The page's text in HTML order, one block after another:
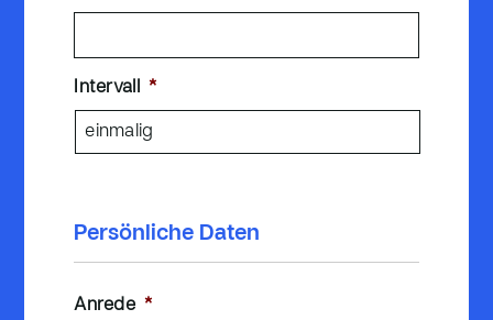
Intervall *
Persönliche Daten
Anrede *